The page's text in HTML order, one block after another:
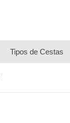
Tipos de Cestas